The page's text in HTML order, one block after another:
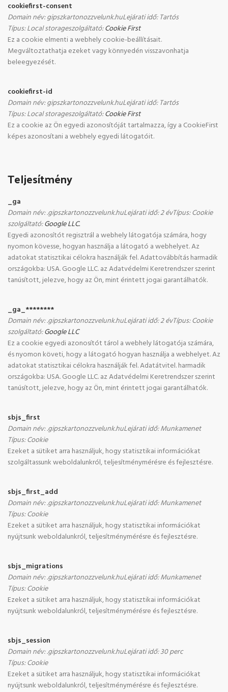
cookiefirst-consent
Domain név:gipszkartonozzvelunk.huLejárati idő:Tartós
Típus:Local storageszolgáltató:Cookie First
Ez a cookie elmenti a webhely cookie-beállításait.
Megváltoztathatja ezeket vagy könnyedén visszavonhatja
beleegyezését.
cookiefirst-id
Domain név:gipszkartonozzvelunk.huLejárati idő:Tartós
Típus:Local storageszolgáltató:Cookie First
Ez a cookie az Ön egyedi azonosítóját tartalmazza, így a CookieFirst
képes azonosítani a webhely egyedi látogatóit.
Teljesítmény
_ga
Domain név:.gipszkartonozzvelunk.huLejárati idő:2 évTípus:Cookie
szolgáltató:Google LLC.
Egyedi azonosítót regisztrál a webhely látogatója számára, hogy
nyomon kövesse, hogyan használja a látogató a webhelyet. Az
adatokat statisztikai célokra használják fel. Adattovábbítás harmadik
országokba: USA. Google LLC. az Adatvédelmi Keretrendszer szerint
tanúsított, jelezve, hogy az Ön, mint érintett jogai garantálhatók.
_ga_********
Domain név:.gipszkartonozzvelunk.huLejárati idő:2 évTípus:Cookie
szolgáltató:Google LLC
Ez a cookie egyedi azonosítót tárol a webhely látogatója számára,
és nyomon követi, hogy a látogató hogyan használja a webhelyet. Az
adatokat statisztikai célokra használják fel. Adatátvitel. harmadik
országokba: USA. Google LLC. az Adatvédelmi Keretrendszer szerint
tanúsított, jelezve, hogy az Ön, mint érintett jogai garantálhatók.
sbjs_first
Domain név:.gipszkartonozzvelunk.huLejárati idő:Munkamenet
Típus:Cookie
Ezeket a sütiket arra használjuk, hogy statisztikai információkat
szolgáltassunk weboldalunkról, teljesítménymérésre és fejlesztésre.
sbjs_first_add
Domain név:.gipszkartonozzvelunk.huLejárati idő:Munkamenet
Típus:Cookie
Ezeket a sütiket arra használjuk, hogy statisztikai információkat
nyújtsunk weboldalunkról, teljesítménymérésre és fejlesztésre.
sbjs_migrations
Domain név:.gipszkartonozzvelunk.huLejárati idő:Munkamenet
Típus:Cookie
Ezeket a sütiket arra használjuk, hogy statisztikai információkat
nyújtsunk weboldalunkról, teljesítménymérésre és fejlesztésre.
sbjs_session
Domain név:.gipszkartonozzvelunk.huLejárati idő:30 perc
Típus:Cookie
Ezeket a sütiket arra használjuk, hogy statisztikai információkat
nyújtsunk weboldalunkról, teljesítménymérésre és fejlesztésre.